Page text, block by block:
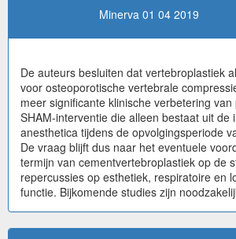
Minerva 01 04 2019
De auteurs besluiten dat vertebroplastiek
voor osteoporotische vertebrale
meer significante klinische verbetering
SHAM-interventie die alleen bestaat uit de
anesthetica tijdens de opvolgingsperiode
De vraag blijft dus naar het eventuele
termijn van cementvertebroplastiek op de
repercussies op esthetiek, respiratoire en
functie. Bijkomende studies zijn